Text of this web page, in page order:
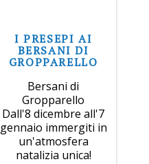
I PRESEPI AI
BERSANI DI
GROPPARELLO
Bersani di
Gropparello
Dall'8 dicembre all'7
gennaio immergiti in
un'atmosfera
natalizia unica!